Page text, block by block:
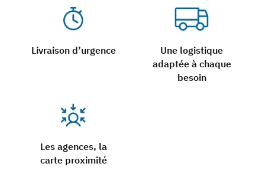
Livraison d’urgence
Une logistique
adaptée à chaque
besoin
Les agences, la
carte proximité